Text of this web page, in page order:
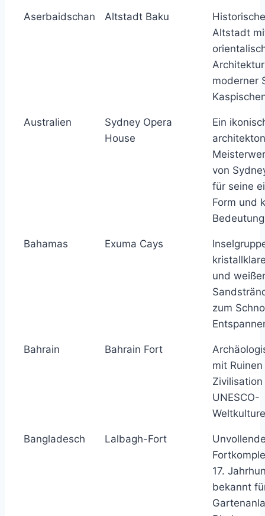
Aserbaidschan Altstadt Baku
Altstadt
moderner
Australien
Sydney Opera
House
Ein
von
für seine
Form und
Bahamas Exuma Cays
und
zum
Bahrain Bahrain Fort
mit
UNESCO-
Bangladesch Lalbagh-Fort
17.
bekannt